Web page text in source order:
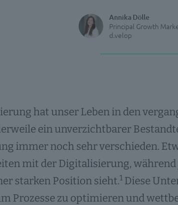
Annika Dölle
Principal Growth
d.velop
hat unser Leben in den
ein unverzichtbarer
immer noch sehr verschieden.
mit der Digitalisierung,
starken Position sieht.1Diese
Prozesse zu optimieren und